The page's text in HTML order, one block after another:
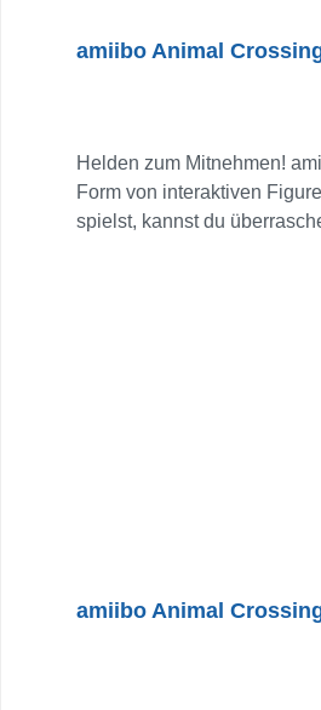
amiibo Animal
Helden zum Mitnehmen!
Form von interaktiven
spielst, kannst du
dem New Nintendo 3DS
3DS und 2DS + NFC-
erhältlich) verwenden.
amiibo Animal